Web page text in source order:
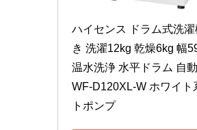
ハイセンス ドラム式洗濯
き 洗濯12kg 乾燥6kg 幅
温水洗浄 水平ドラム 自
WF-D120XL-W ホワイト
トポンプ